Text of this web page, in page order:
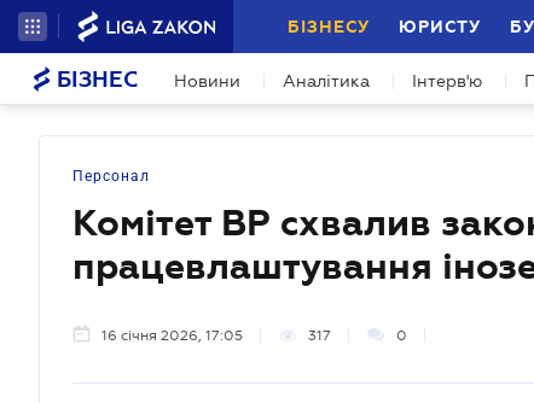
БІЗНЕСУ ЮРИСТУ
БІЗНЕС Новини Аналітика Інтерв'ю
Персонал
Комітет ВР схвалив
працевлаштування
16 січня 2026, 17:05 317 0